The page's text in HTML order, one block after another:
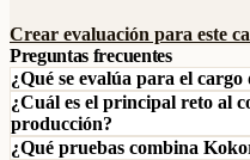
Crear evaluación para este
Preguntas frecuentes
¿Qué se evalúa para el
¿Cuál es el principal reto al
producción?
¿Qué pruebas combina